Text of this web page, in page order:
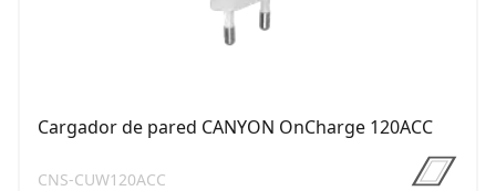
Cargador de pared CANYON OnCharge 120ACC
CNS-CUW120ACC